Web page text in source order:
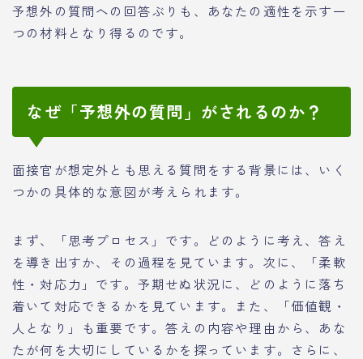
予想外の質問への回答ぶりも、あなたの適性を示す一
つの材料となり得るのです。
なぜ「予想外の質問」がされるのか？
面接官が想定外とも思える質問をする背景には、いく
つかの具体的な意図が考えられます。
まず、「思考プロセス」です。どのように考え、答え
を導き出すか、その過程を見ています。次に、「柔軟
性・対応力」です。予期せぬ状況に、どのように落ち
着いて対応できるかを見ています。また、「価値観・
人となり」も重要です。答えの内容や理由から、あな
たが何を大切にしているかを探っています。さらに、